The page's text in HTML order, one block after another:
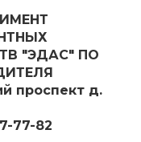
"ЭДАС" ПО
проспект д.
77-82